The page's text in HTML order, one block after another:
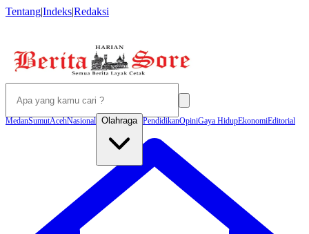
Tentang|Indeks|Redaksi
MedanSumutAcehNasional Olahraga PendidikanOpiniGaya HidupEkonomiEditorial